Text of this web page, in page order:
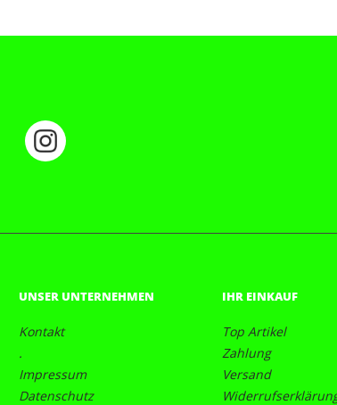
UNSER UNTERNEHMEN
Kontakt
.
Impressum
Datenschutz
IHR EINKAUF
Top Artikel
Zahlung
Versand